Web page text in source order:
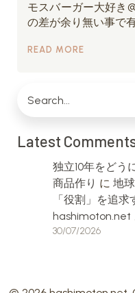
モスバーガー大好き
の差が余り無い事で
READ MORE
Latest
独立10年をどう
商品作り に 地
「役割」を追
hashimoton.net
30/07/2026